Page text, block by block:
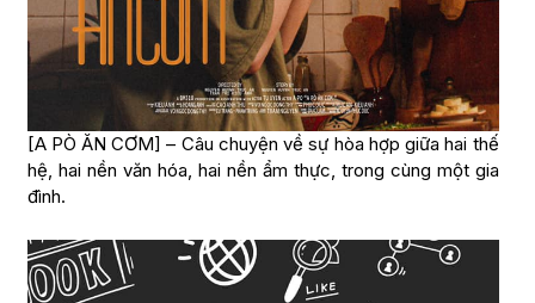
[A PÒ ĂN CƠM] – Câu chuyện về sự hòa hợp giữa hai thế
hệ, hai nền văn hóa, hai nền ẩm thực, trong cùng một gia
đình.